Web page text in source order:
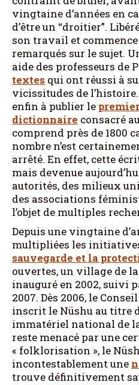
vingtaine d’années en
d’être un “droitier”.
son travail et
remarqués sur le sujet.
aide des professeurs de
textes qui ont réussi à
vicissitudes de
enfin à publier le
dictionnaire consacré
comprend près de 1800
nombre n’est
arrêté. En effet, cette
mais devenue
autorités, des milieux
des associations
l’objet de multiples
Depuis une vingtaine
multipliées les
sauvegarde et la
ouvertes, un village de
inauguré en 2002, suivi
2007. Dès 2006, le
inscrit le Nüshu au titre
immatériel national de
reste menacé par une
« folklorisation », le
incontestablement une
trouve définitivement